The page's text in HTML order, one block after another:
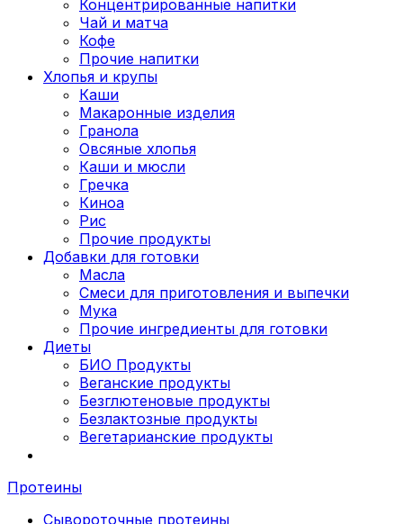
Концентрированные напитки
Чай и матча
Кофе
Прочие напитки
Хлопья и крупы
Каши
Макаронные изделия
Гранола
Овсяные хлопья
Каши и мюсли
Гречка
Киноа
Рис
Прочие продукты
Добавки для готовки
Масла
Смеси для приготовления и выпечки
Мука
Прочие ингредиенты для готовки
Диеты
БИО Продукты
Веганские продукты
Безглютеновые продукты
Безлактозные продукты
Вегетарианские продукты
Протеины
Сывороточные протеины